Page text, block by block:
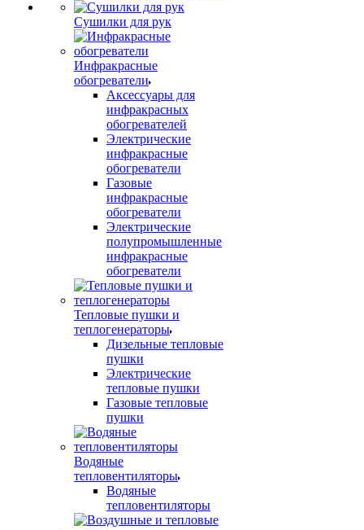
Сушилки для рук
Инфракрасные
обогреватели
Аксессуары для
инфракрасных
обогревателей
Электрические
инфракрасные
обогреватели
Газовые
инфракрасные
обогреватели
Электрические
полупромышленные
инфракрасные
обогреватели
Тепловые пушки и
теплогенераторы
Дизельные тепловые
пушки
Электрические
тепловые пушки
Газовые тепловые
пушки
Водяные
тепловентиляторы
Водяные
тепловентиляторы